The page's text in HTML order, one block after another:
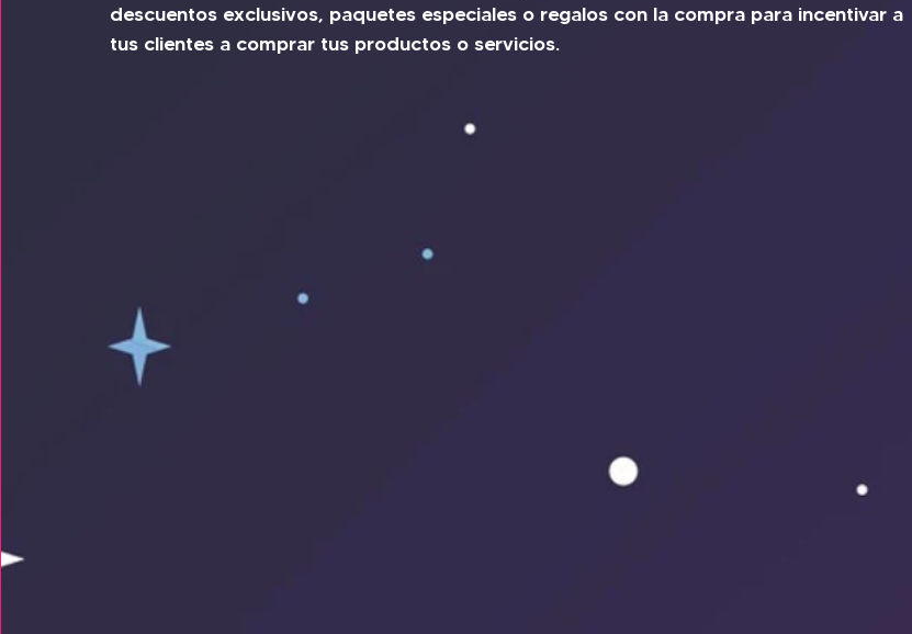
descuentos exclusivos, paquetes especiales o regalos con la compra para incentivar a
tus clientes a comprar tus productos o servicios.